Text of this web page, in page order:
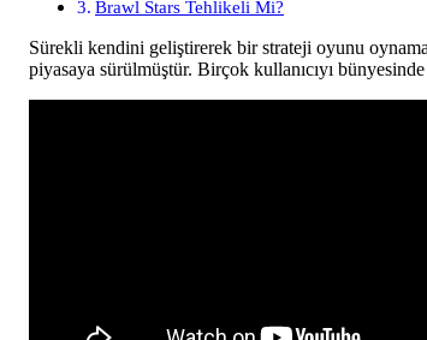
Brawl Stars Tehlikeli Mi?
Sürekli kendini geliştirerek bir strateji oyunu
piyasaya sürülmüştür. Birçok kullanıcıyı